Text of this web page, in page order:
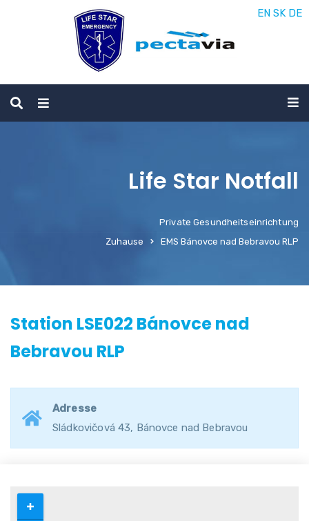
Life Star Notfall
Private Gesundheitseinrichtung
Zuhause
EMS Bánovce nad Bebravou RLP
Station LSE022 Bánovce nad
Bebravou RLP
Adresse
Sládkovičová 43, Bánovce nad Bebravou
EN SK DE